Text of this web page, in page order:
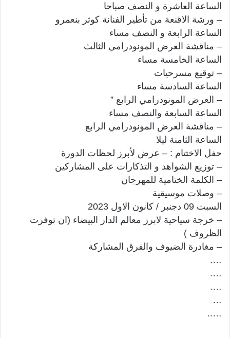
الساعة العاشرة و النصف صباحا
– ورشة الاقنعة من تأطير الفنانة كوثر بنعمرو
الساعة الرابعة و النصف مساء
– مناقشة العرض المونودرامي الثالث
الساعة الخامسة مساء
– توقيع مسرحيات
الساعة السادسة مساء
– العرض المونودرامي الرابع ”
الساعة السابعة والنصف مساء
– مناقشة العرض المونودرامي الرابع
الساعة الثامنة ليلا
حفل الاختتام : – عرض لأبرز لحظات الدورة
– توزيع الشواهد و التذكارات على المشاركين
– الكلمة الختامية للمهرجان
– وصلات موسيقية
السبت 09 دجنبر / كانون الاول 2023
– خرجة سياحية لابرز معالم الدار البيضاء (ان توفرت
الظروف )
– مغادرة الضيوف والفرق المشاركة
….
….
….
…
…..